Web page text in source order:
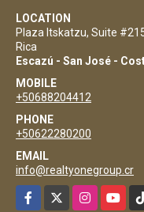
LOCATION
Plaza Itskatzu, Suite
Rica
Escazú - San José -
MOBILE
+50688204412
PHONE
+50622280200
EMAIL
info@realtyonegroup.cr
Facebook
Instagram